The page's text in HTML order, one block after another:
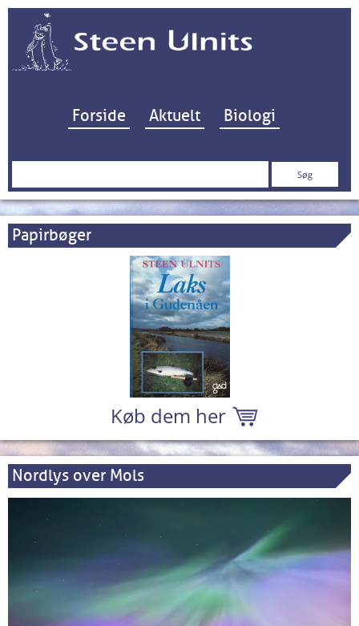
Hop til indhold
Forside Aktuelt Biologi
Søg
Papirbøger
Køb dem her
Nordlys over Mols